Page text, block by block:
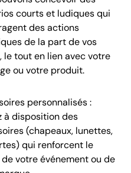
courts et ludiques qui
des actions
de la part de vos
le tout en lien avec votre
ou votre produit.
personnalisés :
à disposition des
(chapeaux, lunettes,
qui renforcent le
votre événement ou de